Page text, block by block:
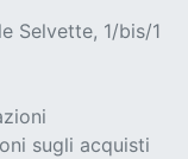
Selvette, 1/bis/1
sugli acquisti